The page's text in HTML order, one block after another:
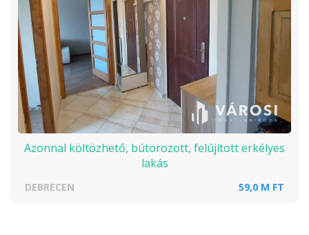
Azonnal költözhető, bútorozott, felújított erkélyes
lakás
DEBRECEN 59,0 M FT